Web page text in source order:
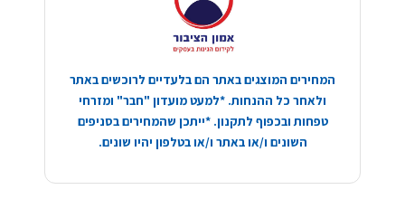
המחירים המוצגים באתר הם בלעדיים לרוכשים באתר
ולאחר כל ההנחות. *למעט מועדון "חבר" ומזרחי
טפחות ובכפוף לתקנון. *ייתכן שהמחירים בסניפים
השונים ו/או באתר ו/או בטלפון יהיו שונים.